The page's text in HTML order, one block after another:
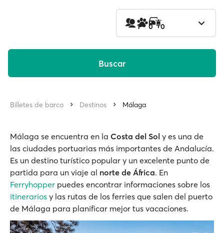
1 0 0
Buscar
Billetes de barco Destinos Málaga
Málaga se encuentra en la Costa del Sol y es una de
las ciudades portuarias más importantes de Andalucía.
Es un destino turístico popular y un excelente punto de
partida para un viaje al norte de África. En
Ferryhopper puedes encontrar informaciones sobre los
itinerarios y las rutas de los ferries que salen del puerto
de Málaga para planificar mejor tus vacaciones.